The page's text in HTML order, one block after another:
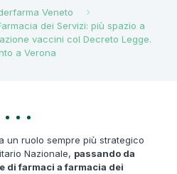
Veneto
dei Servizi: più spazio a
vaccini col Decreto Legge.
a Verona
un ruolo sempre più strategico
Nazionale, passando da
di farmaci a farmacia dei